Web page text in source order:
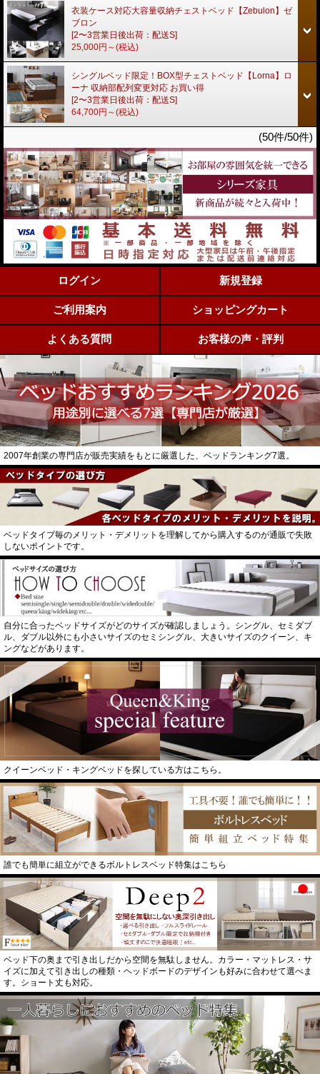
衣装ケース対応大容量収納チェストベッド【Zebulon】ゼ
ブロン
[2〜3営業日後出荷：配送S]
25,000円～(税込)
シングルベッド限定！BOX型チェストベッド【Lorna】ロ
ーナ 収納部配列変更対応 お買い得
[2〜3営業日後出荷：配送S]
64,700円～(税込)
(50件/50件)
ログイン 新規登録
ご利用案内 ショッピングカート
よくある質問 お客様の声・評判
2007年創業の専門店が販売実績をもとに厳選した、ベッドランキング7選。
ベッドタイプ毎のメリット・デメリットを理解してから購入するのが通販で失敗
しないポイントです。
自分に合ったベッドサイズがどのサイズが確認しましょう。シングル、セミダブ
ル、ダブル以外にも小さいサイズのセミシングル、大きいサイズのクイーン、キ
ングなどがあります。
クイーンベッド・キングベッドを探している方はこちら。
誰でも簡単に組立ができるボルトレスベッド特集はこちら
ベッド下の奥まで引き出しだから空間を無駄しません。カラー・マットレス・サ
イズに加えて引き出しの種類・ヘッドボードのデザインも好みに合わせて選べま
す。ショート丈も対応。